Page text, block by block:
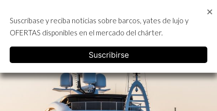
content
ALQUILER DE YATES EN IBIZA
Suscríbase y reciba noticias sobre barcos, yates de lujo y
OFERTAS disponibles en el mercado del chárter.
Suscribirse